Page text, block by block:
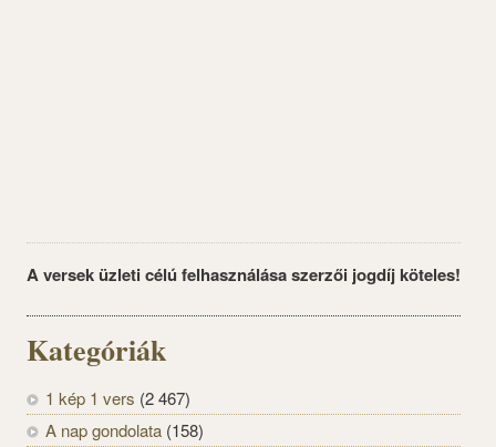
A versek üzleti célú felhasználása szerzői jogdíj köteles!
Kategóriák
1 kép 1 vers (2 467)
A nap gondolata (158)